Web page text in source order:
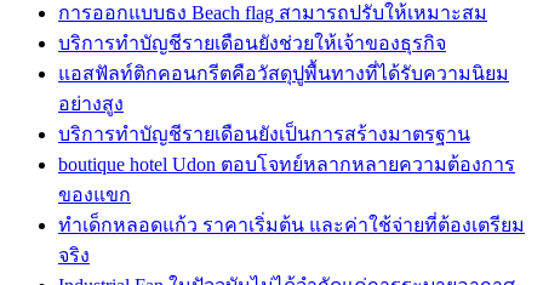
การออกแบบธง Beach flag สามารถปรับให้เหมาะสม
บริการทำบัญชีรายเดือนยังช่วยให้เจ้าของธุรกิจ
แอสฟัลท์ติกคอนกรีตคือวัสดุปูพื้นทางที่ได้รับความนิยม
อย่างสูง
บริการทำบัญชีรายเดือนยังเป็นการสร้างมาตรฐาน
boutique hotel Udon ตอบโจทย์หลากหลายความต้องการ
ของแขก
ทำเด็กหลอดแก้ว ราคาเริ่มต้น และค่าใช้จ่ายที่ต้องเตรียม
จริง